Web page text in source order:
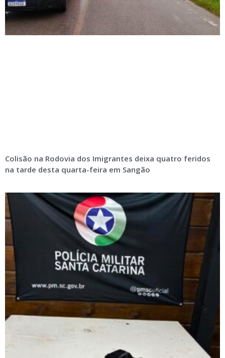
Colisão na Rodovia dos Imigrantes deixa quatro feridos
na tarde desta quarta-feira em Sangão